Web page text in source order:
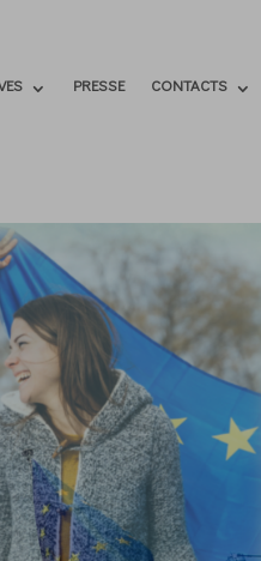
PRESSE CONTACTS